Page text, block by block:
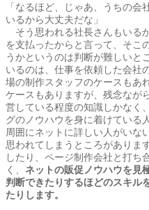
「なるほど、じゃあ、うちの
いるから大丈夫だな」
そう思われる社長さんもいる
を支払ったからと言って、そこ
うかというのは判断が難しいと
いるのは、仕事を依頼した会社
場の制作スタッフのケースもあ
ケースもありますが、残念なが
営している程度の知識しかなく
グのノウハウを身に着けている
周囲にネットに詳しい人がいな
思われてしまうところがありま
したり、ページ制作会社と打ち
く、 ネットの販促ノウハウを見
判断できたりするほどのスキル
たりします。